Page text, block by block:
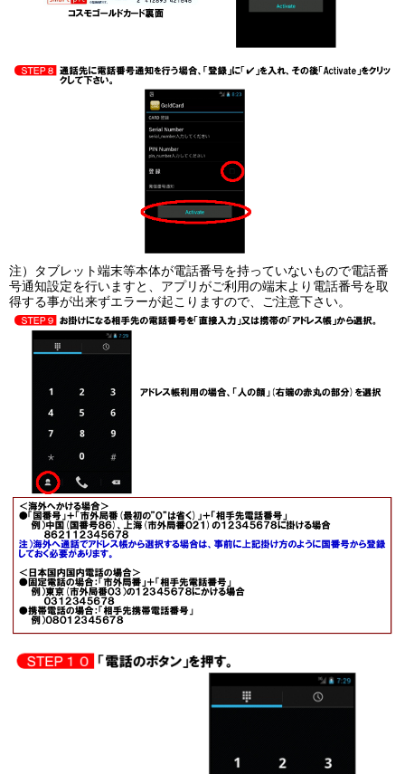
注）タブレット端末等本体が電話番号を持っていないもので電話番
号通知設定を行いますと、アプリがご利用の端末より電話番号を取
得する事が出来ずエラーが起こりますので、ご注意下さい。